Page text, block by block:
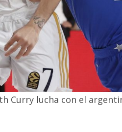
Curry lucha con el